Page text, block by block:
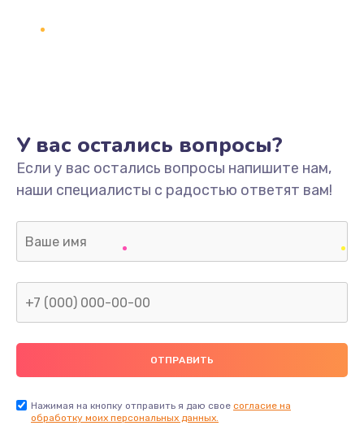
У вас остались вопросы?
Если у вас остались вопросы напишите нам,
наши специалисты с радостью ответят вам!
Нажимая на кнопку отправить я даю свое согласие на
обработку моих персональных данных.